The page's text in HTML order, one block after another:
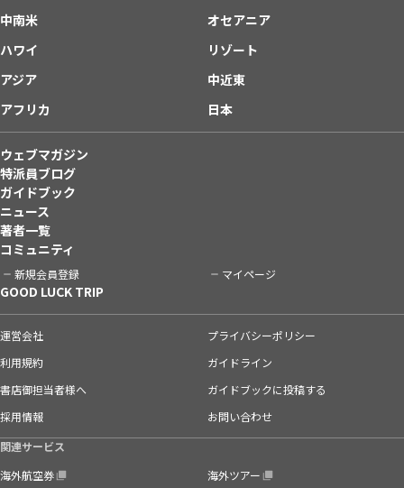
中南米
オセアニア
ハワイ
リゾート
アジア
中近東
アフリカ
日本
ウェブマガジン
特派員ブログ
ガイドブック
ニュース
著者一覧
コミュニティ
新規会員登録 マイページ
GOOD LUCK TRIP
運営会社
プライバシーポリシー
利用規約
ガイドライン
書店御担当者様へ
ガイドブックに投稿する
採用情報
お問い合わせ
関連サービス
海外航空券
海外ツアー